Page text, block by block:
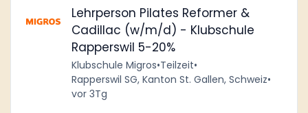
Lehrperson Pilates Reformer &
Cadillac (w/m/d) - Klubschule
Rapperswil 5-20%
Klubschule Migros•Teilzeit•
Rapperswil SG, Kanton St. Gallen, Schweiz•
vor 3Tg